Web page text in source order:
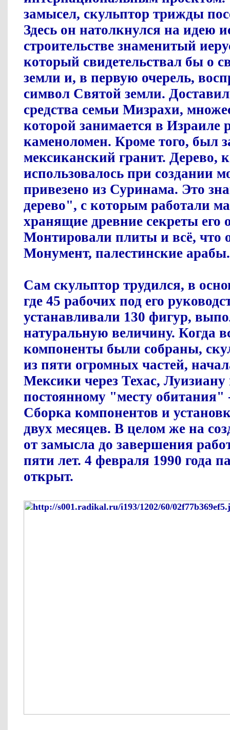
замысел, скульптор трижды
Здесь он натолкнулся на идею
строительстве знаменитый
который свидетельствал бы о
земли и, в первую очерель,
символ Святой земли.
средства семьи Мизрахи,
которой занимается в Израиле
каменоломен. Кроме того, был
мексиканский гранит. Дерево,
использовалось при создании
привезено из Суринама. Это
дерево", с которым работали
хранящие древние секреты его
Монтировали плиты и всё, что
Монумент, палестинские арабы.
Сам скульптор трудился, в
где 45 рабочих под его
устанавливали 130 фигур,
натуральную величину. Когда
компоненты были собраны,
из пяти огромных частей,
Мексики через Техас, Луизиану
постоянному "месту
Сборка компонентов и
двух месяцев. В целом же на
от замысла до завершения
пяти лет. 4 февраля 1990 года
открыт.